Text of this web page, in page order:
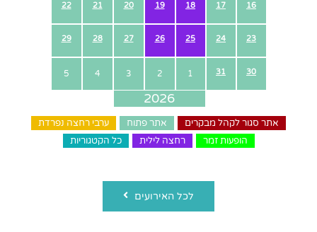
16
17
18
19
20
21
22
23
24
25
26
27
28
29
30
31
1
2
3
4
5
2026
אתר סגור לקהל מבקרים אתר פתוח
ערבי רחצה נפרדת
הופעות זמר
רחצה לילית כל הקטגוריות
לכל האירועים